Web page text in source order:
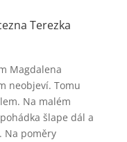
Terezka
Magdalena
neobjeví. Tomu
Na malém
šlape dál a
Na poměry